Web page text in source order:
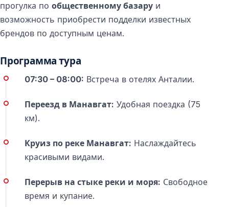
Важная информация перед поездкой
Что рекомендуется взять с собой
полотенце, солнцезащитный крем и фотоаппарат.
Экскурсия проходит в спокойном ритме и не
включает длительных или утомительных пеших
прогулка по общественному базару и
возможность приобрести подделки известных
брендов по доступным ценам.
Программа тура
07:30 – 08:00: Встреча в отелях Анталии.
Переезд в Манавгат: Удобная поездка (75
км).
Круиз по реке Манавгат: Наслаждайтесь
красивыми видами.
Перерыв на стыке реки и моря: Свободное
время и купание.